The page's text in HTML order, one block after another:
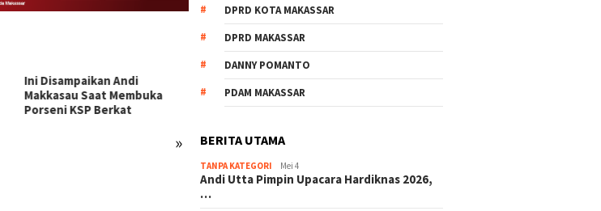
»
KSP Berkat Bulukumba Gelar
Zikir dan Doa Bersama
Sambut Tahun Baru
Andi Utta Pimpin Upacara
Komitmen Pendidikan
DPRD KOTA MAKASSAR
DPRD MAKASSAR
DANNY POMANTO
PDAM MAKASSAR
BERITA UTAMA
TANPA KATEGORI Mei 4
Andi Utta Pimpin Upacara Hardiknas 2026,
…